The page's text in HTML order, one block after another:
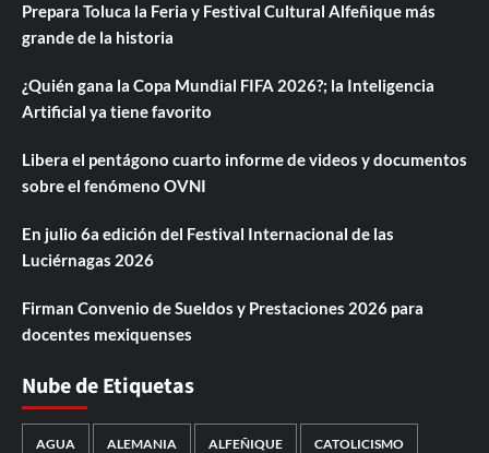
Prepara Toluca la Feria y Festival Cultural Alfeñique más
grande de la historia
¿Quién gana la Copa Mundial FIFA 2026?; la Inteligencia
Artificial ya tiene favorito
Libera el pentágono cuarto informe de videos y documentos
sobre el fenómeno OVNI
En julio 6a edición del Festival Internacional de las
Luciérnagas 2026
Firman Convenio de Sueldos y Prestaciones 2026 para
docentes mexiquenses
Nube de Etiquetas
AGUA ALEMANIA ALFEÑIQUE CATOLICISMO